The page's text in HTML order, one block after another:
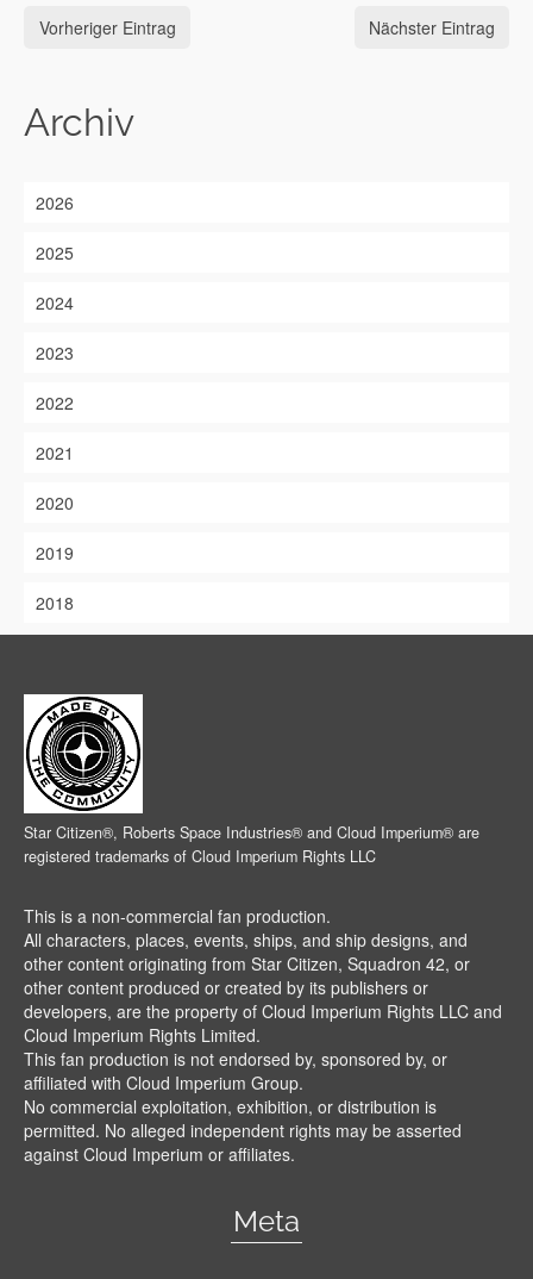
Vorheriger Eintrag Nächster Eintrag
Archiv
2026
2025
2024
2023
2022
2021
2020
2019
2018
Star Citizen®, Roberts Space Industries® and Cloud Imperium® are
registered trademarks of Cloud Imperium Rights LLC
This is a non-commercial fan production.
All characters, places, events, ships, and ship designs, and
other content originating from Star Citizen, Squadron 42, or
other content produced or created by its publishers or
developers, are the property of Cloud Imperium Rights LLC and
Cloud Imperium Rights Limited.
This fan production is not endorsed by, sponsored by, or
affiliated with Cloud Imperium Group.
No commercial exploitation, exhibition, or distribution is
permitted. No alleged independent rights may be asserted
against Cloud Imperium or affiliates.
Meta